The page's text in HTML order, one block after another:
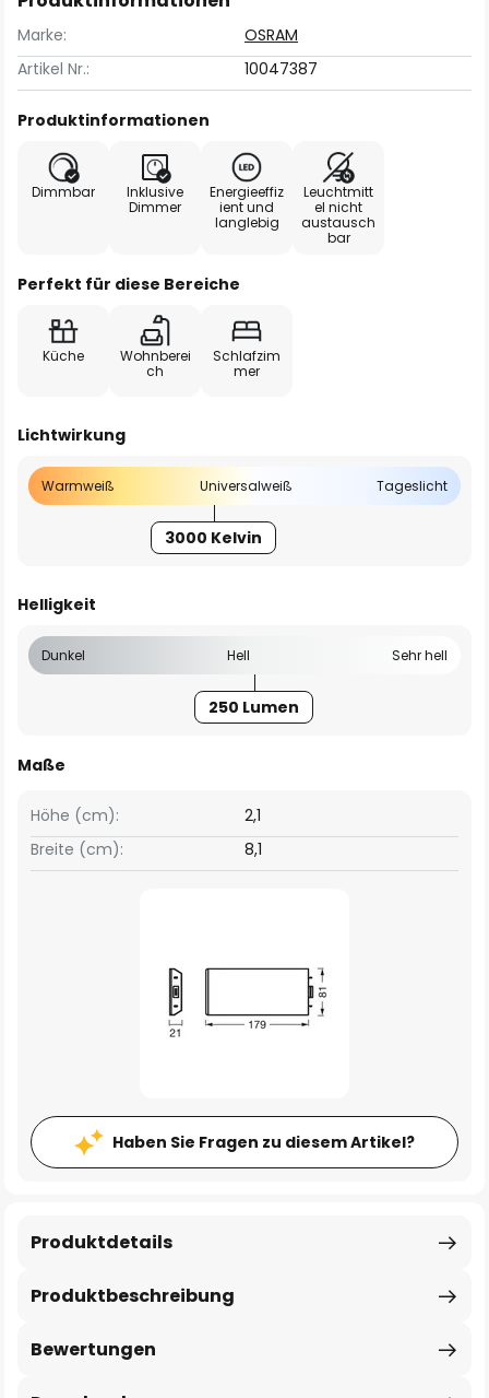
Marke:
OSRAM
Artikel Nr.:
10047387
Produktinformationen
Dimmbar
Inklusive
Dimmer
Energieeffiz
ient und
langlebig
Leuchtmitt
el nicht
austausch
bar
Perfekt für diese Bereiche
Küche
Wohnberei
ch
Schlafzim
mer
Lichtwirkung
Warmweiß Universalweiß Tageslicht
3000 Kelvin
Helligkeit
Dunkel Hell Sehr hell
250 Lumen
Maße
Breite (cm): 8,1
Höhe (cm): 2,1
Haben Sie Fragen zu diesem Artikel?
Produktbeschreibung
Produktdetails
Bewertungen